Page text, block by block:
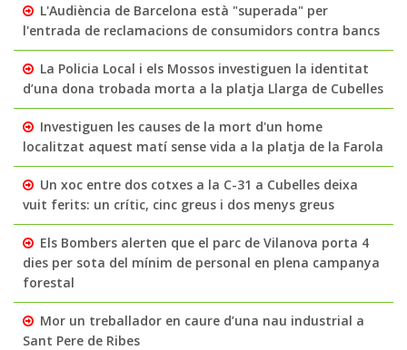
L'Audiència de Barcelona està "superada" per
l'entrada de reclamacions de consumidors contra bancs
La Policia Local i els Mossos investiguen la identitat
d’una dona trobada morta a la platja Llarga de Cubelles
Investiguen les causes de la mort d'un home
localitzat aquest matí sense vida a la platja de la Farola
Un xoc entre dos cotxes a la C-31 a Cubelles deixa
vuit ferits: un crític, cinc greus i dos menys greus
Els Bombers alerten que el parc de Vilanova porta 4
dies per sota del mínim de personal en plena campanya
forestal
Mor un treballador en caure d’una nau industrial a
Sant Pere de Ribes